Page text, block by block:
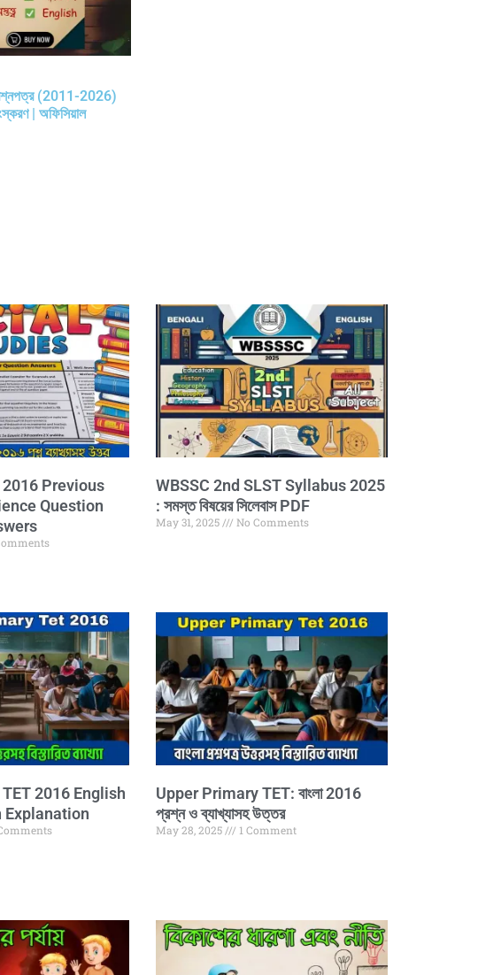
(2011-2026)
| অফিসিয়াল
Previous
Question
WBSSC 2nd SLST Syllabus 2025
: সমস্ত বিষয়ের সিলেবাস PDF
May 31, 2025 No Comments
2016 English
Explanation
Upper Primary TET: বাংলা 2016
প্রশ্ন ও ব্যাখ্যাসহ উত্তর
May 28, 2025 1 Comment